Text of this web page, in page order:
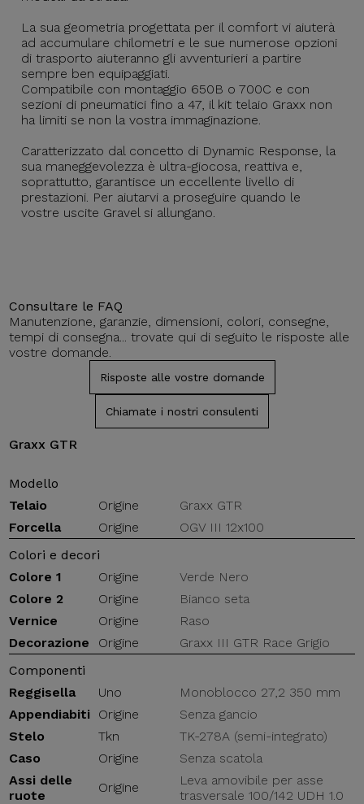
La sua geometria progettata per il comfort vi aiuterà
ad accumulare chilometri e le sue numerose opzioni
di trasporto aiuteranno gli avventurieri a partire
sempre ben equipaggiati.
Compatibile con montaggio 650B o 700C e con
sezioni di pneumatici fino a 47, il kit telaio Graxx non
ha limiti se non la vostra immaginazione.
Caratterizzato dal concetto di Dynamic Response, la
sua maneggevolezza è ultra-giocosa, reattiva e,
soprattutto, garantisce un eccellente livello di
prestazioni. Per aiutarvi a proseguire quando le
vostre uscite Gravel si allungano.
Consultare le FAQ
Manutenzione, garanzie, dimensioni, colori, consegne,
tempi di consegna... trovate qui di seguito le risposte alle
vostre domande.
Risposte alle vostre domande
Chiamate i nostri consulenti
Graxx GTR
Modello
Telaio
Origine
Graxx GTR
Forcella
Origine
OGV III 12x100
Colori e decori
Colore 1
Origine
Verde Nero
Colore 2
Origine
Bianco seta
Vernice
Origine
Raso
Decorazione
Origine
Graxx III GTR Race Grigio
Componenti
Reggisella
Uno
Monoblocco 27,2 350 mm
Appendiabiti Origine
Senza gancio
Stelo
Tkn
TK-278A (semi-integrato)
Caso
Origine
Senza scatola
Assi delle
ruote
Origine
Leva amovibile per asse
trasversale 100/142 UDH 1.0